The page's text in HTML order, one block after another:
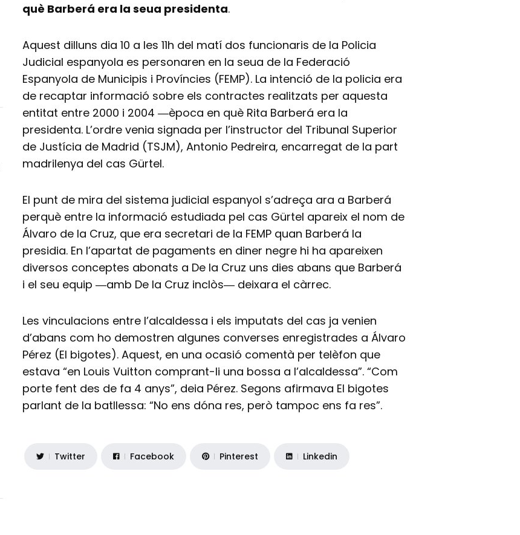
què Barberá era la seua presidenta.
Aquest dilluns dia 10 a les 11h del matí dos funcionaris de la Policia
Judicial espanyola es personaren en la seua de la Federació
Espanyola de Municipis i Províncies (FEMP). La intenció de la policia era
de recaptar informació sobre els contractes realitzats per aquesta
entitat entre 2000 i 2004 ―època en què Rita Barberá era la
presidenta. L’ordre venia signada per l’instructor del Tribunal Superior
de Justícia de Madrid (TSJM), Antonio Pedreira, encarregat de la part
madrilenya del cas Gürtel.
El punt de mira del sistema judicial espanyol s’adreça ara a Barberá
perquè entre la informació estudiada pel cas Gürtel apareix el nom de
Álvaro de la Cruz, que era secretari de la FEMP quan Barberá la
presidia. En l’apartat de pagaments en diner negre hi ha apareixen
diversos conceptes abonats a De la Cruz uns dies abans que Barberá
i el seu equip ―amb De la Cruz inclòs― deixara el càrrec.
Les vinculacions entre l’alcaldessa i els imputats del cas ja venien
d’abans com ho demostren algunes converses enregistrades a Álvaro
Pérez (El bigotes). Aquest, en una ocasió comentà per telèfon que
estava “en Louis Vuitton comprant-li una bossa a l’alcaldessa”. “Com
porte fent des de fa 4 anys”, deia Pérez. Segons afirmava El bigotes
parlant de la batllessa: “No ens dóna res, però tampoc ens fa res”.
Twitter Facebook Pinterest Linkedin